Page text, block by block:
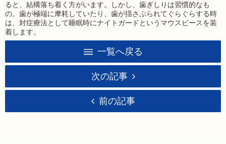
ると、結構落ち着く方がいます。しかし、歯ぎしりは習慣的なも
の。歯が極端に摩耗していたり、歯が揺さぶられてぐらぐらする時
は、対症療法として睡眠時にナイトガードというマウスピースを装
着します。
一覧へ戻る
次の記事
前の記事